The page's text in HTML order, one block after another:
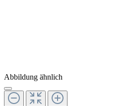
Abbildung ähnlich